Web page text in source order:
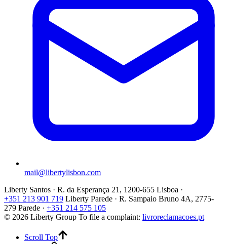
mail@libertylisbon.com
Liberty Santos · R. da Esperança 21, 1200-655 Lisboa ·
+351 213 901 719 Liberty Parede · R. Sampaio Bruno 4A, 2775-
279 Parede · +351 214 575 105
© 2026 Liberty Group To file a complaint: livroreclamacoes.pt
Scroll Top